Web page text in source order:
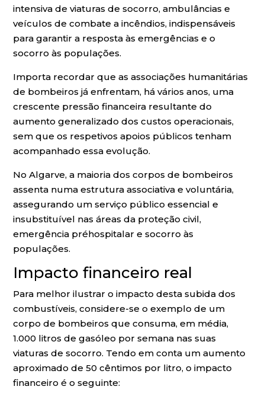
intensiva de viaturas de socorro, ambulâncias e
veículos de combate a incêndios, indispensáveis
para garantir a resposta às emergências e o
socorro às populações.
Importa recordar que as associações humanitárias
de bombeiros já enfrentam, há vários anos, uma
crescente pressão financeira resultante do
aumento generalizado dos custos operacionais,
sem que os respetivos apoios públicos tenham
acompanhado essa evolução.
No Algarve, a maioria dos corpos de bombeiros
assenta numa estrutura associativa e voluntária,
assegurando um serviço público essencial e
insubstituível nas áreas da proteção civil,
emergência préhospitalar e socorro às
populações.
Impacto financeiro real
Para melhor ilustrar o impacto desta subida dos
combustíveis, considere-se o exemplo de um
corpo de bombeiros que consuma, em média,
1.000 litros de gasóleo por semana nas suas
viaturas de socorro. Tendo em conta um aumento
aproximado de 50 cêntimos por litro, o impacto
financeiro é o seguinte: